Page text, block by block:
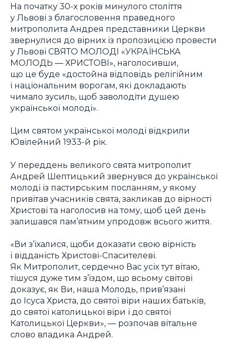
На початку 30-х років минулого століття
у Львові з благословення праведного
митрополита Андрея представники Церкви
звернулися до вірних із пропозицією провести
у Львові СВЯТО МОЛОДІ «УКРАЇНСЬКА
МОЛОДЬ — ХРИСТОВІ», наголосивши,
що це буде «достойна відповідь релігійним
і національним ворогам, які докладають
чимало зусиль, щоб заволодіти душею
української молоді».
Цим святом української молоді відкрили
Ювілейний 1933-й рік.
У переддень великого свята митрополит
Андрей Шептицький звернувся до української
молоді із пастирським посланням, у якому
привітав учасників свята, закликав до вірності
Христові та наголосив на тому, щоб цей день
залишався пам’ятним упродовж всього життя.
«Ви з’їхалися, щоби доказати свою вірність
і відданість Христові-Спасителеві.
Як Митрополит, сердечно Вас усіх тут вітаю,
тішуся дуже тим з’їздом, що всьому світові
доказує, як Ви, наша Молодь, прив’язані
до Ісуса Христа, до святої віри наших батьків,
до святої католицької віри і до святої
Католицької Церкви», — розпочав вітальне
слово владика Андрей.